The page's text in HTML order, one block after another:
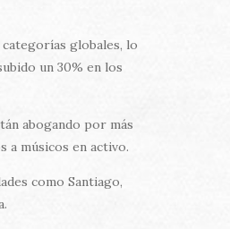
globales, lo
un 30% en los
abogando por más
a músicos en activo.
como Santiago,